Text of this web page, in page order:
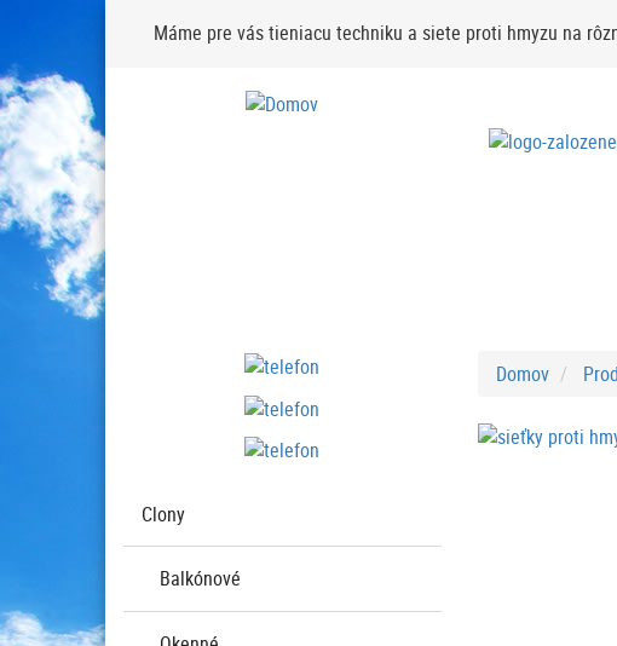
hlavný
obsah
Máme pre vás tieniacu techniku a siete proti hmyzu na
Domov
Produkt
menu
Clony
Balkónové